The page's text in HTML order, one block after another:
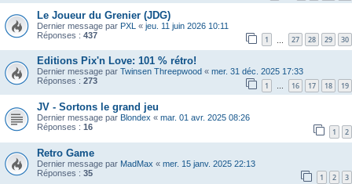
Le Joueur du Grenier (JDG)
Dernier message par PXL « jeu. 11 juin 2026 10:11
Réponses : 437 1 27 28 29 30
Editions Pix'n Love: 101 % rétro!
Dernier message par Twinsen Threepwood « mer. 31 déc. 2025 17:33
Réponses : 273 1 … 16 17 18 19
JV - Sortons le grand jeu
Dernier message par Blondex « mar. 01 avr. 2025 08:26
Réponses : 16 1 2
Retro Game
Dernier message par MadMax « mer. 15 janv. 2025 22:13
Réponses : 35 1 2 3